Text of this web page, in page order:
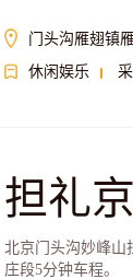
门头沟雁翅镇
休闲娱乐
担礼
北京门头沟妙峰山
庄段5分钟车程。